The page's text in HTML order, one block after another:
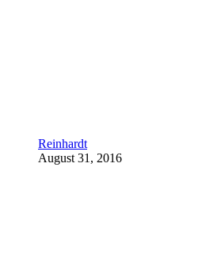
Reinhardt
August 31, 2016